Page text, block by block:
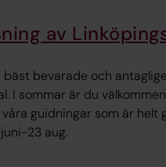
av
bäst bevarade och
I sommar är du
guidningar som är helt
juni-23 aug.